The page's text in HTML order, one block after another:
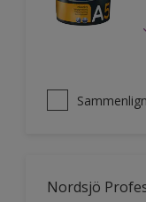
Nordsjö